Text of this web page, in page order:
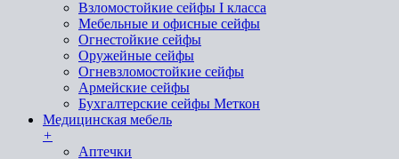
Взломостойкие сейфы I класса
Мебельные и офисные сейфы
Огнестойкие сейфы
Оружейные сейфы
Огневзломостойкие сейфы
Армейские сейфы
Бухгалтерские сейфы Меткон
Медицинская мебель
+
Аптечки